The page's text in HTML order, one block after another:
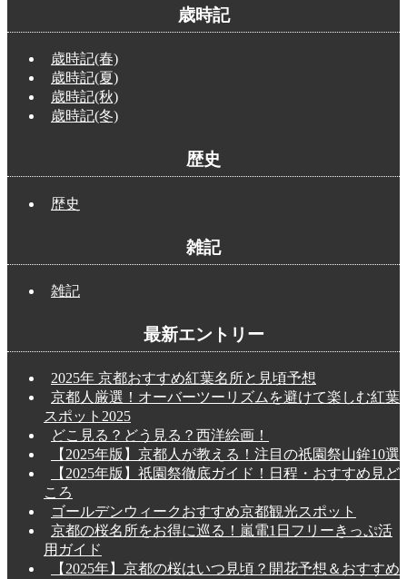
歳時記
歳時記(春)
歳時記(夏)
歳時記(秋)
歳時記(冬)
歴史
歴史
雑記
雑記
最新エントリー
2025年 京都おすすめ紅葉名所と見頃予想
京都人厳選！オーバーツーリズムを避けて楽しむ紅葉
スポット2025
どこ見る？どう見る？西洋絵画！
【2025年版】京都人が教える！注目の祇園祭山鉾10選
【2025年版】祇園祭徹底ガイド！日程・おすすめ見ど
ころ
ゴールデンウィークおすすめ京都観光スポット
京都の桜名所をお得に巡る！嵐電1日フリーきっぷ活
用ガイド
【2025年】京都の桜はいつ見頃？開花予想＆おすすめ